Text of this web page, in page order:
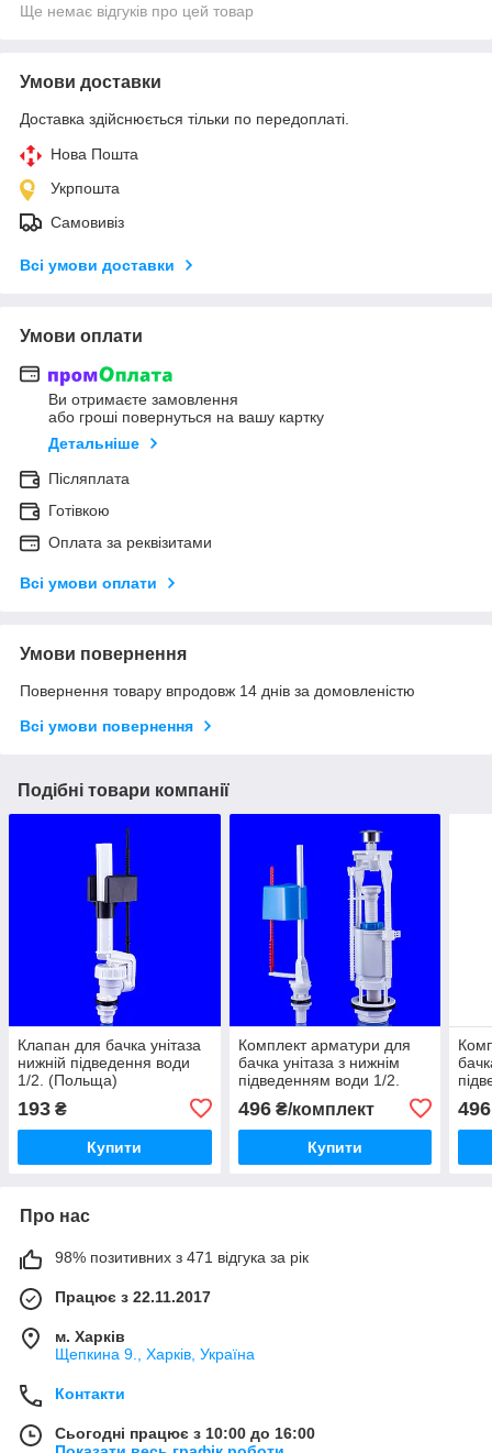
Ще немає відгуків про цей товар
Умови доставки
Доставка здійснюється тільки по передоплаті.
Нова Пошта
Укрпошта
Самовивіз
Всі умови доставки
Умови оплати
Ви отримаєте замовлення
або гроші повернуться на вашу картку
Детальніше
Післяплата
Готівкою
Оплата за реквізитами
Всі умови оплати
Умови повернення
Повернення товару впродовж 14 днів за домовленістю
Всі умови повернення
Подібні товари компанії
Клапан для бачка унітаза
нижній підведення води
1/2. (Польща)
193 ₴
Купити
Комплект арматури для
бачка унітаза з нижнім
підведенням води 1/2.
496₴/комплект
Купити
496
Про нас
98% позитивних з 471 відгука за рік
Працює з 22.11.2017
м. Харків
Щепкина 9., Харків, Україна
Контакти
Сьогодні працює з 10:00 до 16:00